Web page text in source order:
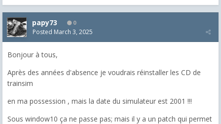
papy73 0
Posted March 3, 2025
Bonjour à tous,
Après des années d'absence je voudrais réinstaller les CD de
trainsim
en ma possession , mais la date du simulateur est 2001 !!!
Sous window10 ça ne passe pas; mais il y a un patch qui permet